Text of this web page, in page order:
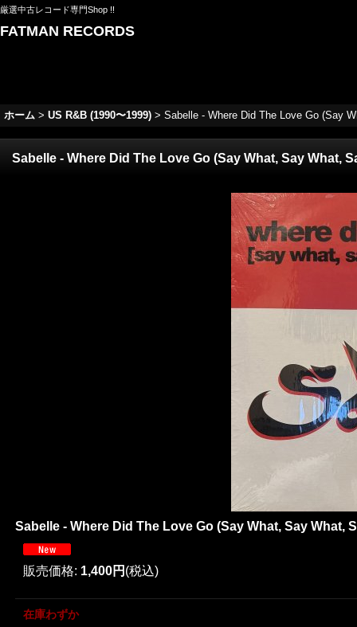
厳選中古レコード専門Shop !!
FATMAN RECORDS
ホーム > US R&B (1990〜1999) > Sabelle - Where Did The Love Go (Say
Sabelle - Where Did The Love Go (Say What, Say What,
Sabelle - Where Did The Love Go (Say What, Say What,
販売価格: 1,400円 (税込)
在庫わずか